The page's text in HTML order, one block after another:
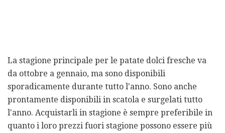
La stagione principale per le patate dolci fresche va
da ottobre a gennaio, ma sono disponibili
sporadicamente durante tutto l'anno. Sono anche
prontamente disponibili in scatola e surgelati tutto
l'anno. Acquistarli in stagione è sempre preferibile in
quanto i loro prezzi fuori stagione possono essere più